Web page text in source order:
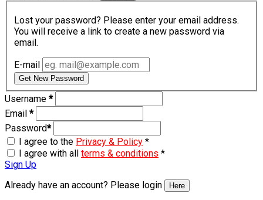
Lost your password? Please enter your email address.
You will receive a link to create a new password via
email.
E-mail
Get New Password
Username *
Email *
Password*
I agree to the Privacy & Policy *
I agree with all terms & conditions *
Sign Up
Already have an account? Please login
Here